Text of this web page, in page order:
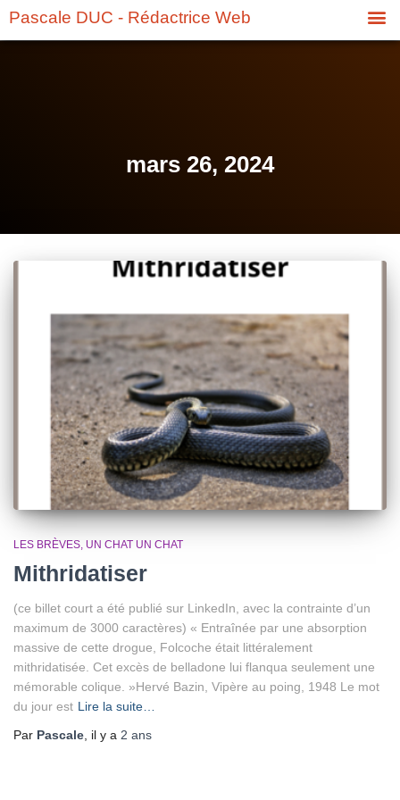
Pascale DUC - Rédactrice Web
mars 26, 2024
LES BRÈVES UN CHAT UN CHAT
Mithridatiser
(ce billet court a été publié sur LinkedIn, avec la contrainte d’un
maximum de 3000 caractères) « Entraînée par une absorption
massive de cette drogue, Folcoche était littéralement
mithridatisée. Cet excès de belladone lui flanqua seulement une
mémorable colique. »Hervé Bazin, Vipère au poing, 1948 Le mot
du jour est Lire la suite…
Par Pascale , il y a 2 ans